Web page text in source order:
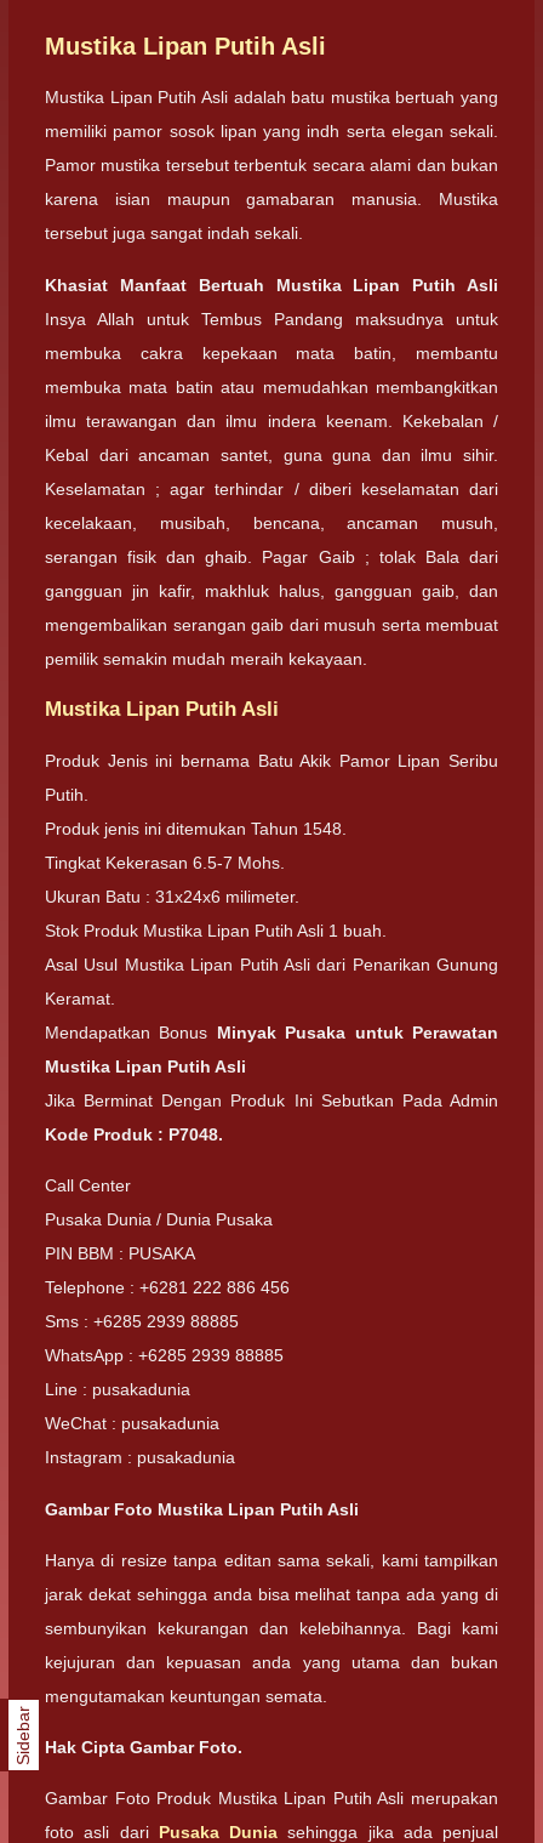
Mustika Lipan Putih Asli
Mustika Lipan Putih Asli adalah batu mustika bertuah yang
memiliki pamor sosok lipan yang indh serta elegan sekali.
Pamor mustika tersebut terbentuk secara alami dan bukan
karena isian maupun gamabaran manusia. Mustika
tersebut juga sangat indah sekali.
Khasiat Manfaat Bertuah Mustika Lipan Putih Asli
Insya Allah untuk Tembus Pandang maksudnya untuk
membuka cakra kepekaan mata batin, membantu
membuka mata batin atau memudahkan membangkitkan
ilmu terawangan dan ilmu indera keenam. Kekebalan /
Kebal dari ancaman santet, guna guna dan ilmu sihir.
Keselamatan ; agar terhindar / diberi keselamatan dari
kecelakaan, musibah, bencana, ancaman musuh,
serangan fisik dan ghaib. Pagar Gaib ; tolak Bala dari
gangguan jin kafir, makhluk halus, gangguan gaib, dan
mengembalikan serangan gaib dari musuh serta membuat
pemilik semakin mudah meraih kekayaan.
Mustika Lipan Putih Asli
Produk Jenis ini bernama Batu Akik Pamor Lipan Seribu
Putih.
Produk jenis ini ditemukan Tahun 1548.
Tingkat Kekerasan 6.5-7 Mohs.
Ukuran Batu : 31x24x6 milimeter.
Stok Produk Mustika Lipan Putih Asli 1 buah.
Asal Usul Mustika Lipan Putih Asli dari Penarikan Gunung
Keramat.
Mendapatkan Bonus Minyak Pusaka untuk Perawatan
Mustika Lipan Putih Asli
Jika Berminat Dengan Produk Ini Sebutkan Pada Admin
Kode Produk : P7048.
Call Center
Pusaka Dunia / Dunia Pusaka
PIN BBM : PUSAKA
Telephone : +6281 222 886 456
Sms : +6285 2939 88885
WhatsApp : +6285 2939 88885
Line : pusakadunia
WeChat : pusakadunia
Instagram : pusakadunia
Gambar Foto Mustika Lipan Putih Asli
Hanya di resize tanpa editan sama sekali, kami tampilkan
jarak dekat sehingga anda bisa melihat tanpa ada yang di
sembunyikan kekurangan dan kelebihannya. Bagi kami
kejujuran dan kepuasan anda yang utama dan bukan
mengutamakan keuntungan semata.
Hak Cipta Gambar Foto.
Gambar Foto Produk Mustika Lipan Putih Asli merupakan
foto asli dari Pusaka Dunia sehingga jika ada penjual
Sidebar